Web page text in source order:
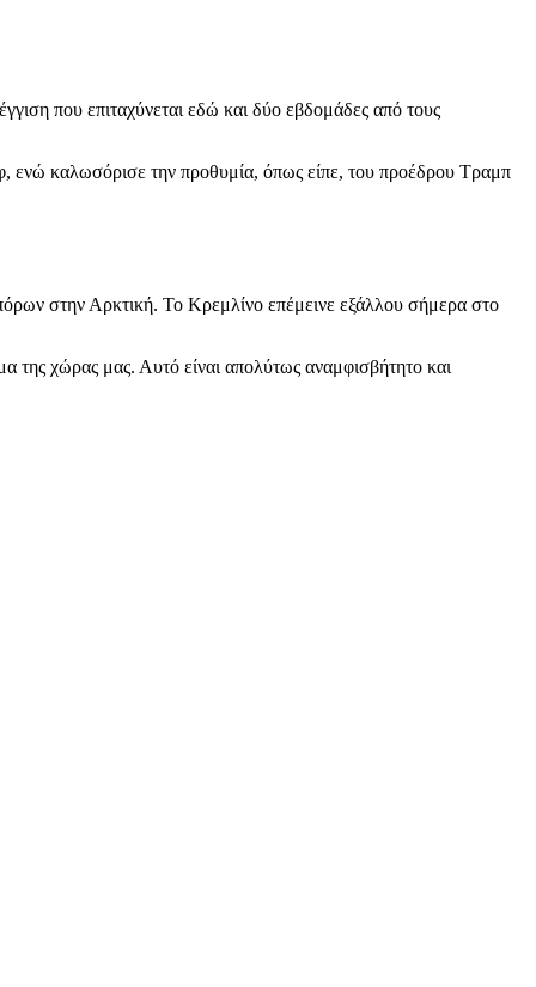
που επιταχύνεται εδώ και δύο εβδομάδες από τους
ενώ καλωσόρισε την προθυμία, όπως είπε, του προέδρου Τραμπ
στην Αρκτική. Το Κρεμλίνο επέμεινε εξάλλου σήμερα στο
της χώρας μας. Αυτό είναι απολύτως αναμφισβήτητο και